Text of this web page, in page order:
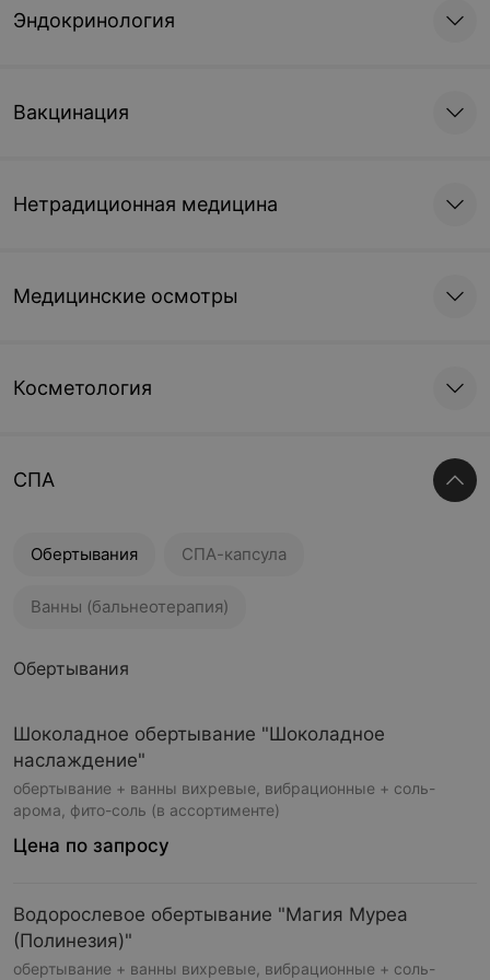
Эндокринология
Вакцинация
Нетрадиционная медицина
Медицинские осмотры
Косметология
СПА
Обертывания СПА-капсула
Ванны (бальнеотерапия)
Обертывания
Шоколадное обертывание "Шоколадное
наслаждение"
обертывание + ванны вихревые, вибрационные + соль-
арома, фито-соль (в ассортименте)
Цена по запросу
Водорослевое обертывание "Магия Муреа
(Полинезия)"
обертывание + ванны вихревые, вибрационные + соль-